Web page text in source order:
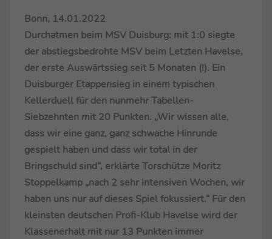
Bonn, 14.01.2022
Durchatmen beim MSV Duisburg: mit 1:0 siegte
der abstiegsbedrohte MSV beim Letzten Havelse,
der erste Auswärtssieg seit 5 Monaten (!). Ein
Duisburger Etappensieg in einem typischen
Kellerduell für den nunmehr Tabellen-
Siebzehnten mit 20 Punkten. „Wir wissen alle,
dass wir eine ganz, ganz schwache Hinrunde
gespielt haben und dass wir total in der
Bringschuld sind“, erklärte Torschütze Moritz
Stoppelkamp „nach 2 sehr intensiven Wochen, wir
haben uns nur auf dieses Spiel fokussiert.“ Für den
kleinsten deutschen Profi-Klub Havelse wird der
Klassenerhalt mit nur 13 Punkten immer